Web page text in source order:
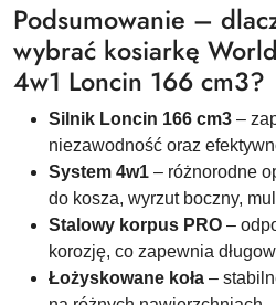
Podsumowanie –
wybrać kosiarkę
4w1 Loncin 166 cm3?
Silnik Loncin 166 cm3 –
niezawodność oraz
System 4w1 – różnorodne
do kosza, wyrzut boczny,
Stalowy korpus PRO –
korozję, co zapewnia
Łożyskowane koła –